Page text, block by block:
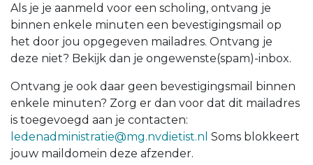
Als je je aanmeld voor een scholing, ontvang je
binnen enkele minuten een bevestigingsmail op
het door jou opgegeven mailadres. Ontvang je
deze niet? Bekijk dan je ongewenste(spam)-inbox.
Ontvang je ook daar geen bevestigingsmail binnen
enkele minuten? Zorg er dan voor dat dit mailadres
is toegevoegd aan je contacten:
ledenadministratie@mg.nvdietist.nl Soms blokkeert
jouw maildomein deze afzender.